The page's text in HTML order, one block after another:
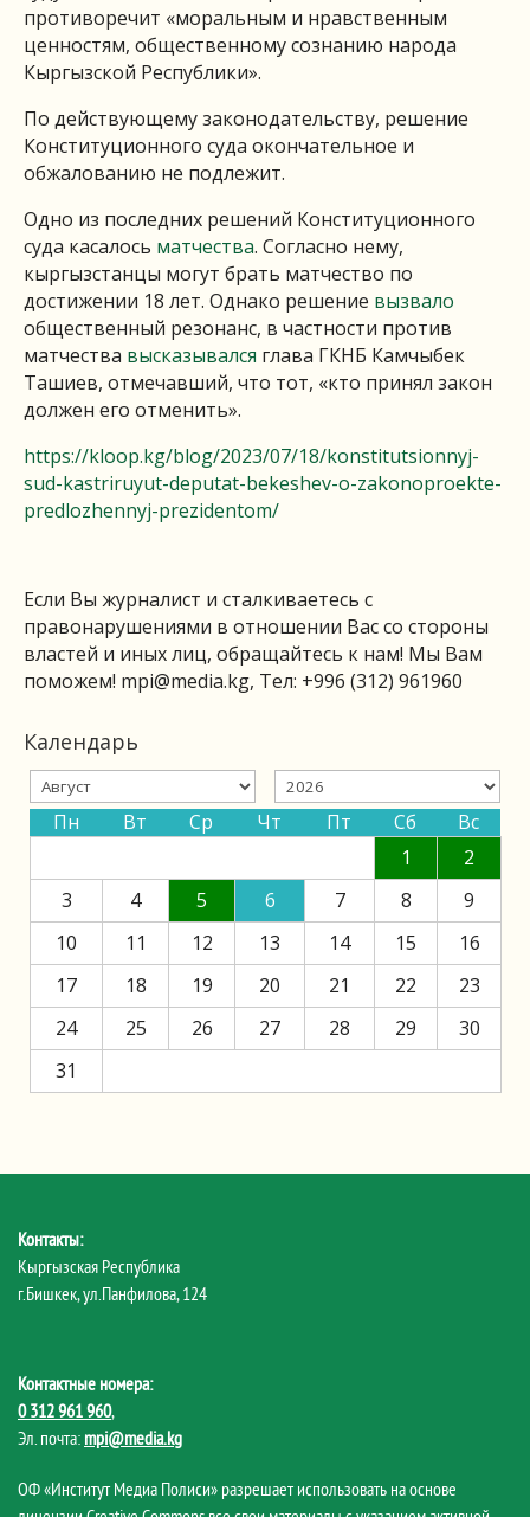
противоречит «моральным и нравственным
ценностям, общественному сознанию народа
Кыргызской Республики».
По действующему законодательству, решение
Конституционного суда окончательное и
обжалованию не подлежит.
Одно из последних решений Конституционного
суда касалось матчества. Согласно нему,
кыргызстанцы могут брать матчество по
достижении 18 лет. Однако решение вызвало
общественный резонанс, в частности против
матчества высказывался глава ГКНБ Камчыбек
Ташиев, отмечавший, что тот, «кто принял закон
должен его отменить».
https://kloop.kg/blog/2023/07/18/konstitutsionnyj-
sud-kastriruyut-deputat-bekeshev-o-zakonoproekte-
predlozhennyj-prezidentom/
Если Вы журналист и сталкиваетесь с
правонарушениями в отношении Вас со стороны
властей и иных лиц, обращайтесь к нам! Мы Вам
поможем! mpi@media.kg, Тел: +996 (312) 961960
Календарь
Пн Вт Ср Чт Пт Сб
Вс
1
2
3
4 5 6 7 8
9
10
11 12 13 14 15
16
17
18 19 20 21 22
23
24
25 26 27 28 29
30
31
Контакты:
Кыргызская Республика
г.Бишкек, ул.Панфилова, 124
Контактные номера:
0 312 961 960,
Эл. почта: mpi@media.kg
ОФ «Институт Медиа Полиси» разрешает использовать на основе